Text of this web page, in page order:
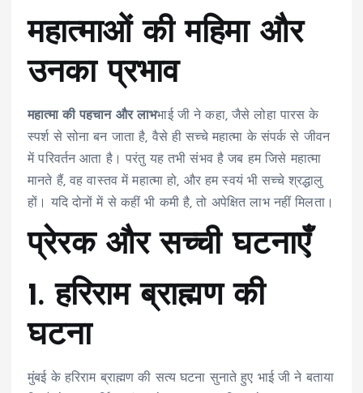
महात्माओं की महिमा और
उनका प्रभाव
महात्मा की पहचान और लाभभाई जी ने कहा, जैसे लोहा पारस के
स्पर्श से सोना बन जाता है, वैसे ही सच्चे महात्मा के संपर्क से जीवन
में परिवर्तन आता है। परंतु यह तभी संभव है जब हम जिसे महात्मा
मानते हैं, वह वास्तव में महात्मा हो, और हम स्वयं भी सच्चे श्रद्धालु
हों। यदि दोनों में से कहीं भी कमी है, तो अपेक्षित लाभ नहीं मिलता।
प्रेरक और सच्ची घटनाएँ
1. हरिराम ब्राह्मण की
घटना
मुंबई के हरिराम ब्राह्मण की सत्य घटना सुनाते हुए भाई जी ने बताया